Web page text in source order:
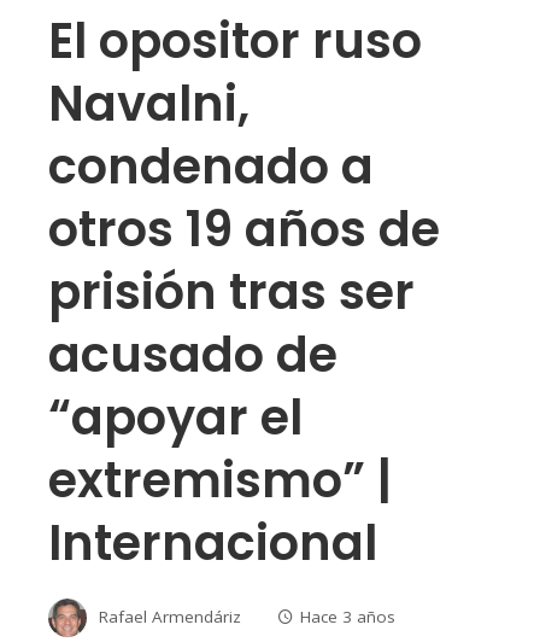
El opositor ruso
Navalni,
condenado a
otros 19 años de
prisión tras ser
acusado de
“apoyar el
extremismo” |
Internacional
Rafael Armendáriz Hace 3 años